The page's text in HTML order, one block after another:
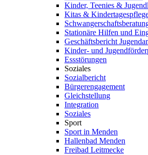
Kinder, Teenies &
Kitas &
Stationäre Hilfen und
Geschäftsbericht
Kinder- und
Essstörungen
Soziales
Sozialbericht
Bürgerengagement
Gleichstellung
Integration
Soziales
Sport
Sport in Menden
Hallenbad Menden
Freibad Leitmecke